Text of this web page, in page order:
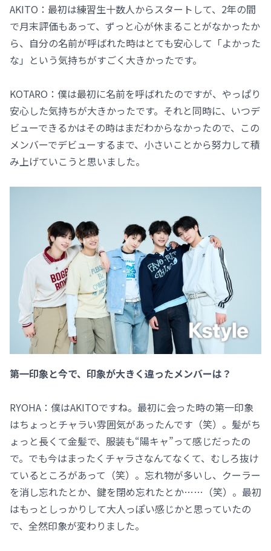
AKITO：最初は練習生十数人からスタートして、2年の間
で月末評価もあって、ずっと心が休まることがなかったか
ら、自分の名前が呼ばれた時はとても安心して「よかった
な」という気持ちがすごく大きかったです。
KOTARO：僕は最初に名前を呼ばれたのですが、やっぱり
安心した気持ちが大きかったです。それと同時に、いつデ
ビューできるかはその時はまだわからなかったので、この
メンバーでデビューするまで、小さいことから努力して積
み上げていこうと思いました。
――第一印象と今で、印象が大きく違ったメンバーは？
RYOHA：僕はAKITOですね。最初に会った時の第一印象
はちょっとチャラい雰囲気があったんです（笑）。髪がち
ょっと長くて金髪で、服装も“陽キャ”って感じだったの
で。でも今はまったくチャラさなんてなくて、むしろ抜け
ているところがあって（笑）。忘れ物が多いし、クーラー
を消し忘れたとか、鍵を閉め忘れたとか……（笑）。最初
はもっとしっかりして大人っぽい感じかと思っていたの
で、全然印象が変わりました。